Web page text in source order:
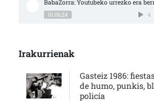
BabaZorra: Youtubeko urrezko era
01:06:24 4
Irakurrienak
Gasteiz 1986:
de humo, punkis,
policía